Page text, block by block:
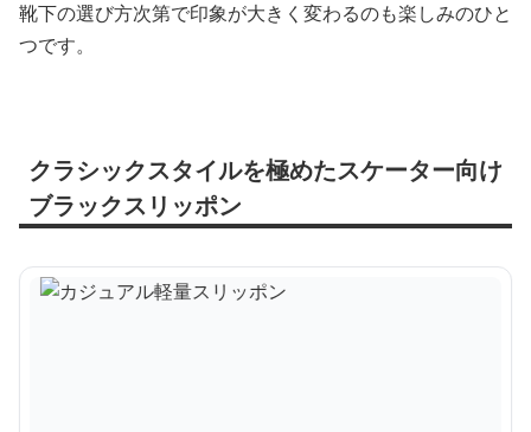
靴下の選び方次第で印象が大きく変わるのも楽しみのひと
つです。
クラシックスタイルを極めたスケーター向け
ブラックスリッポン